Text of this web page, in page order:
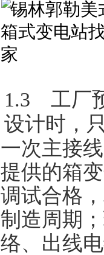
1.3 工厂
设计时，
一次主接
提供的箱
调试合格
制造周期
络、出线